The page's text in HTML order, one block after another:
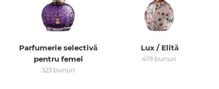
Parfumerie selectivă
pentru femei
323 bunuri
Lux / Elită
419 bunuri